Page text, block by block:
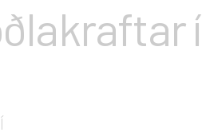
í